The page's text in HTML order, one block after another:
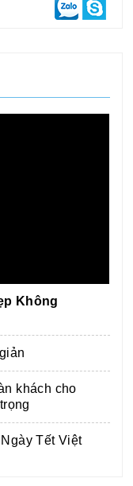
Không
khách cho
Tết Việt